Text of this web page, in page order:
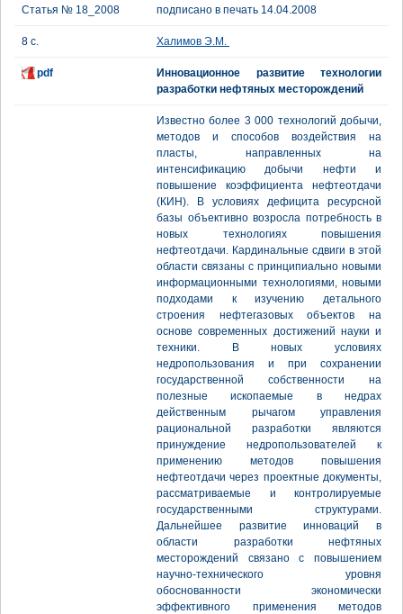
Статья № 18_2008 подписано в печать 14.04.2008
8 с. Халимов Э.М.
pdf
Инновационное развитие технологии
разработки нефтяных месторождений
Известно более 3 000 технологий добычи,
методов и способов воздействия на
пласты, направленных на
интенсификацию добычи нефти и
повышение коэффициента нефтеотдачи
(КИН). В условиях дефицита ресурсной
базы объективно возросла потребность в
новых технологиях повышения
нефтеотдачи. Кардинальные сдвиги в этой
области связаны с принципиально новыми
информационными технологиями, новыми
подходами к изучению детального
строения нефтегазовых объектов на
основе современных достижений науки и
техники. В новых условиях
недропользования и при сохранении
государственной собственности на
полезные ископаемые в недрах
действенным рычагом управления
рациональной разработки являются
принуждение недропользователей к
применению методов повышения
нефтеотдачи через проектные документы,
рассматриваемые и контролируемые
государственными структурами.
Дальнейшее развитие инноваций в
области разработки нефтяных
месторождений связано с повышением
научно-технического уровня
обоснованности экономически
эффективного применения методов